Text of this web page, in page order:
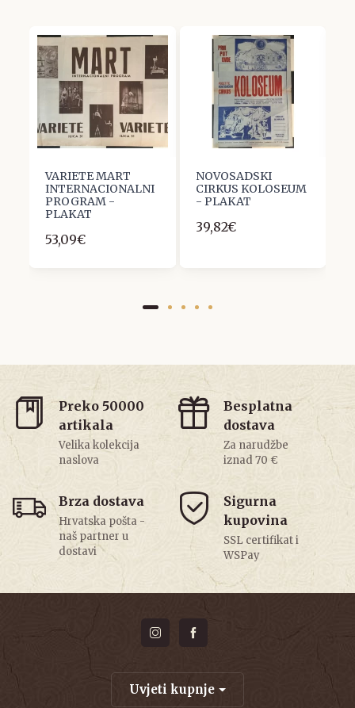
VARIETE MART
INTERNACIONALNI
PROGRAM -
PLAKAT
53,09€
NOVOSADSKI
CIRKUS KOLOSEUM
- PLAKAT
39,82€
Preko 50000
artikala
Velika kolekcija
naslova
Besplatna
dostava
Za narudžbe
iznad 70 €
Brza dostava
Hrvatska pošta -
naš partner u
dostavi
Sigurna
kupovina
SSL certifikat i
WSPay
Uvjeti kupnje